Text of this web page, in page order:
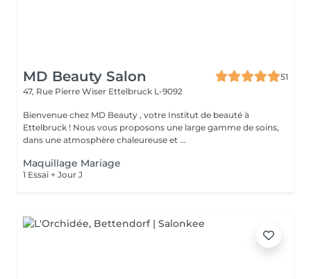
MD Beauty Salon
51
47, Rue Pierre Wiser Ettelbruck L-9092
Bienvenue chez MD Beauty , votre Institut de beauté à
Ettelbruck ! Nous vous proposons une large gamme de soins,
dans une atmosphère chaleureuse et ...
Maquillage Mariage
1 Essai + Jour J